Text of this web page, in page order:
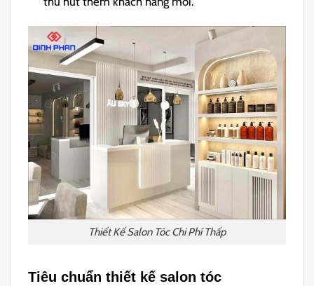
Thiết Kế Salon Tóc Chi Phí Thấp
Tiêu chuẩn thiết kế salon tóc